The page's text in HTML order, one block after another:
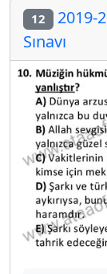
12 2019-
Sınavı